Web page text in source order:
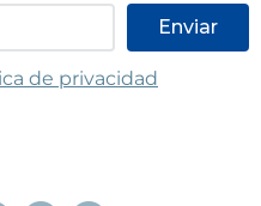
Enviar
de privacidad